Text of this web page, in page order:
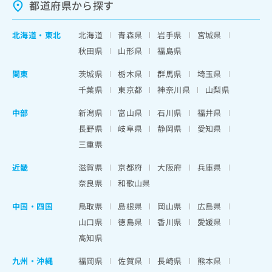
都道府県から探す
北海道 ・ 東北 北海道 青森県 岩手県
宮城県
秋田県
山形県
福島県
関東
茨城県 栃木県 群馬県
埼玉県
千葉県
東京都 神奈川県
山梨県
中部
新潟県 富山県 石川県
福井県
長野県
岐阜県 静岡県
愛知県
三重県
近畿
滋賀県 京都府 大阪府
兵庫県
奈良県
和歌山県
中国・四国
鳥取県 島根県 岡山県
広島県
山口県
徳島県 香川県
愛媛県
高知県
九州・沖縄
福岡県 佐賀県 長崎県
熊本県